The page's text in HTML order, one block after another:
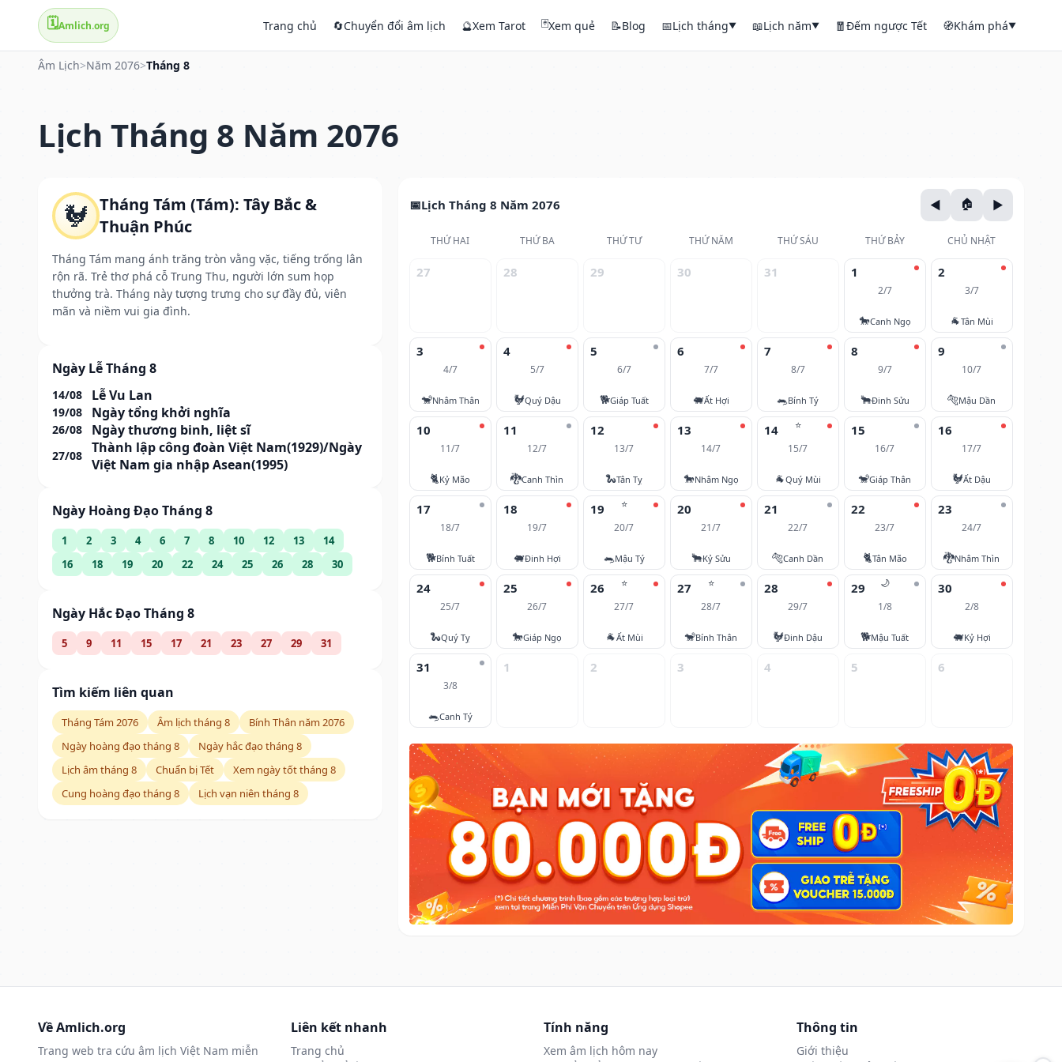
🗓️Amlich.org Trang chủ 🔄Chuyển đổi âm lịch 🔮Xem Tarot 🃏Xem quẻ 📝Blog 📅Lịch tháng▼ 📖Lịch năm▼ 🧧Đếm ngược Tết 🧭Khám phá▼
Âm Lịch>Năm 2076>Tháng 8
Lịch Tháng 8 Năm 2076
🐓 Tháng Tám (Tám): Tây Bắc &
Thuận Phúc
Tháng Tám mang ánh trăng tròn vằng vặc, tiếng trống lân
rộn rã. Trẻ thơ phá cỗ Trung Thu, người lớn sum họp
thưởng trà. Tháng này tượng trưng cho sự đầy đủ, viên
mãn và niềm vui gia đình.
Ngày Lễ Tháng 8
14/08 Lễ Vu Lan
19/08 Ngày tổng khởi nghĩa
26/08 Ngày thương binh, liệt sĩ
27/08
Thành lập công đoàn Việt Nam(1929)/Ngày
Việt Nam gia nhập Asean(1995)
Ngày Hoàng Đạo Tháng 8
1 2 3 4 6 7 8 10 12 13
14
16
18 19 20 22 24 25 26 28 30
Ngày Hắc Đạo Tháng 8
5 9 11 15 17 21 23 27 29 31
Tìm kiếm liên quan
Tháng Tám 2076 Âm lịch tháng 8
Bính Thân năm 2076
Ngày hoàng đạo tháng 8
Ngày hắc đạo tháng 8
Lịch âm tháng 8
Chuẩn bị Tết
Xem ngày tốt tháng 8
Cung hoàng đạo tháng 8
Lịch vạn niên tháng 8
Lịch Tháng 8 Năm 2076
THỨ HAI THỨ BA THỨ TƯ THỨ NĂM THỨ SÁU THỨ BẢY CHỦ NHẬT
27 28 29 30 31 1
2/7
🐎Canh Ngọ
2
3/7
🐐Tân Mùi
3
4/7
🐒Nhâm Thân
4
5/7
🐓Quý Dậu
5
6/7
🐕Giáp Tuất
6
7/7
🐖Ất Hợi
7
8/7
🐀Bính Tý
8
9/7
🐂Đinh Sửu
9
10/7
🐅Mậu Dần
10
11/7
🐈Kỷ Mão
11
12/7
🐉Canh Thìn
12
13/7
🐍Tân Tỵ
13
14/7
🐎Nhâm Ngọ
⭐
14
15/7
🐐Quý Mùi
15
16/7
🐒Giáp Thân
16
17/7
🐓Ất Dậu
17
18/7
🐕Bính Tuất
18
19/7
🐖Đinh Hợi
⭐
19
20/7
🐀Mậu Tý
20
21/7
🐂Kỷ Sửu
21
22/7
🐅Canh Dần
22
23/7
🐈Tân Mão
23
24/7
🐉Nhâm Thìn
24
25/7
🐍Quý Tỵ
25
26/7
🐎Giáp Ngọ
⭐
26
27/7
🐐Ất Mùi
⭐
27
28/7
🐒Bính Thân
28
29/7
🐓Đinh Dậu
🌙
29
1/8
🐕Mậu Tuất
30
2/8
🐖Kỷ Hợi
31
3/8
🐀Canh Tý
1 2 3 4 5 6
Về Amlich.org
Trang web tra cứu âm lịch Việt Nam miễn
Liên kết nhanh
Trang chủ
Tính năng
Xem âm lịch hôm nay
Thông tin
Giới thiệu